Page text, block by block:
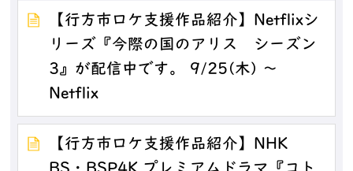
【行方市ロケ支援作品紹介】Netflixシ
リーズ『今際の国のアリス シーズン
3』が配信中です。 9/25(木) ～
Netflix
【行方市ロケ支援作品紹介】NHK